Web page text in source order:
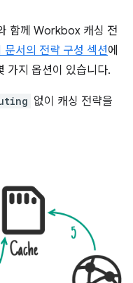
함께 Workbox 캐싱 전
문서의 전략 구성 섹션에
가지 옵션이 있습니다.
없이 캐싱 전략을